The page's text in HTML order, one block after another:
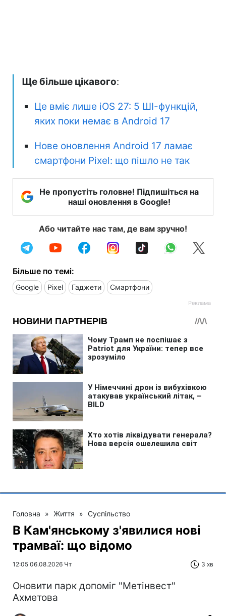
Ще більше цікавого:
Це вміє лише iOS 27: 5 ШІ-функцій,
яких поки немає в Android 17
Нове оновлення Android 17 ламає
смартфони Pixel: що пішло не так
Не пропустіть головне! Підпишіться на
наші оновлення в Google!
Або читайте нас там, де вам зручно!
Більше по темі:
Google Pixel Гаджети Смартфони
Головна » Життя » Суспільство
В Кам'янському з'явилися нові
трамваї: що відомо
12:05 06.08.2026 Чт 3 хв
Оновити парк допоміг "Метінвест"
Ахметова